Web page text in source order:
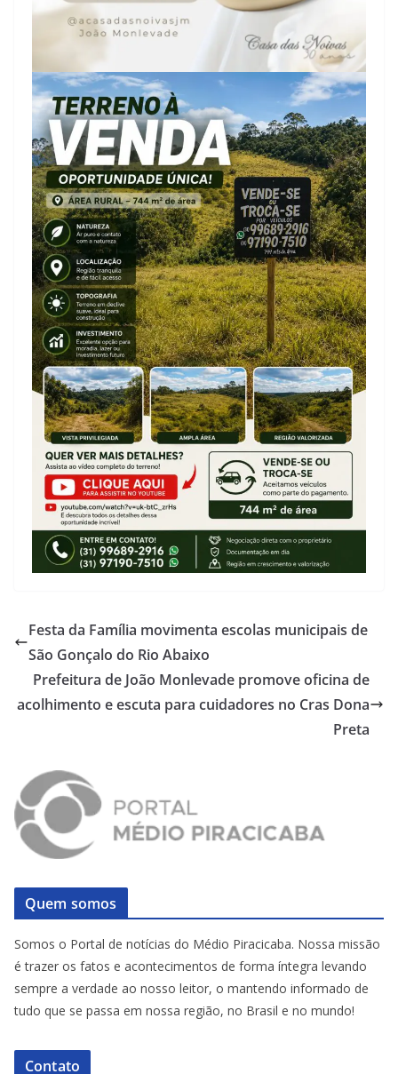
Festa da Família movimenta escolas municipais de
São Gonçalo do Rio Abaixo
Prefeitura de João Monlevade promove oficina de
acolhimento e escuta para cuidadores no Cras Dona
Preta
Quem somos
Somos o Portal de notícias do Médio Piracicaba. Nossa missão
é trazer os fatos e acontecimentos de forma íntegra levando
sempre a verdade ao nosso leitor, o mantendo informado de
tudo que se passa em nossa região, no Brasil e no mundo!
Contato